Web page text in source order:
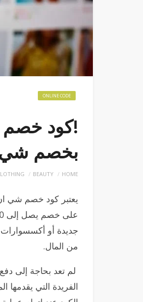
ONLINE CODE
بخصم شي
HOME
BEAUTY
من المال.
لم تعد بحاجة إلى
الفريدة التي